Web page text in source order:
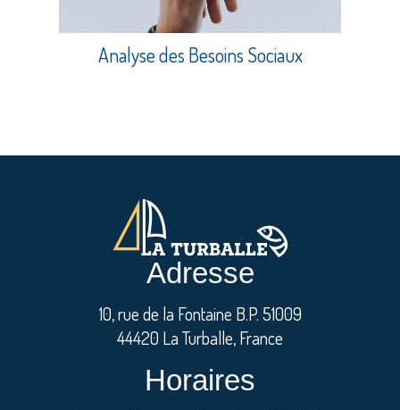
Analyse des Besoins Sociaux
Adresse
10, rue de la Fontaine B.P. 51009
44420 La Turballe, France
Horaires